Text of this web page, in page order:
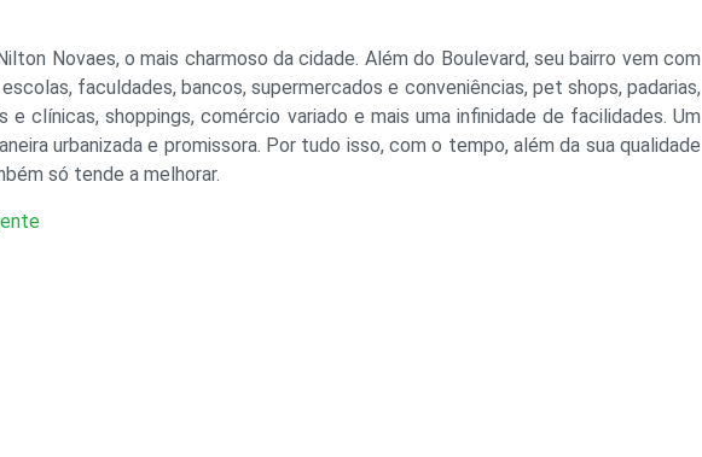
Novaes, o mais charmoso da cidade. Além do Boulevard, seu bairro vem com
faculdades, bancos, supermercados e conveniências, pet shops, padarias,
clínicas, shoppings, comércio variado e mais uma infinidade de facilidades. Um
urbanizada e promissora. Por tudo isso, com o tempo, além da sua qualidade
só tende a melhorar.